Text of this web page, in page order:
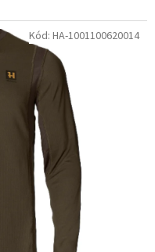
Kód: HA-1001100620014